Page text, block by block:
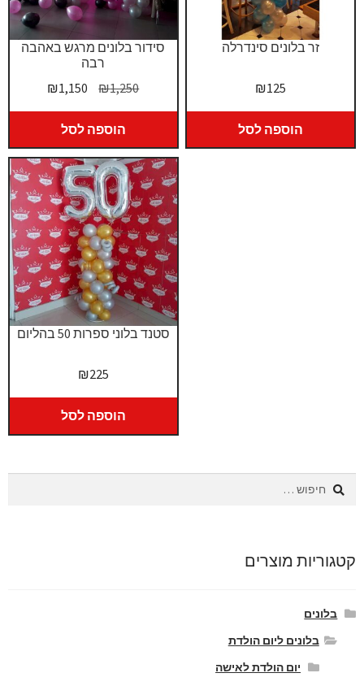
סידור בלונים מרגש באהבה
רבה
₪1,250
המחיר
היה:
₪1,250.
₪1,150
המחיר
₪1,150.
הוספה לסל
זר בלונים סינדרלה
₪125
הוספה לסל
סטנד בלוני ספרות 50 בהליום
₪225
הוספה לסל
חיפוש:
קטגוריות מוצרים
בלונים
בלונים ליום הולדת
יום הולדת לאישה